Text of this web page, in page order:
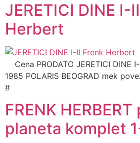
JERETICI DINE I-
Herbert
Cena PRODATO JERETICI DINE
1985 POLARIS BEOGRAD mek
#
FRENK
planeta komplet